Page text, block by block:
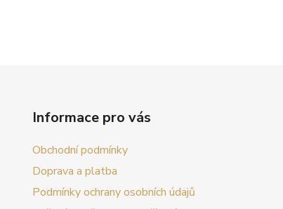
Informace pro vás
Obchodní podmínky
Doprava a platba
Podmínky ochrany osobních údajů